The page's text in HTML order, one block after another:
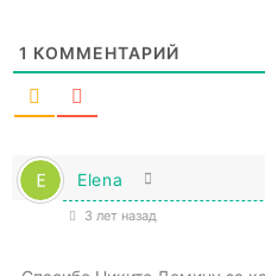
1 КОММЕНТАРИЙ
Elena
3 лет назад